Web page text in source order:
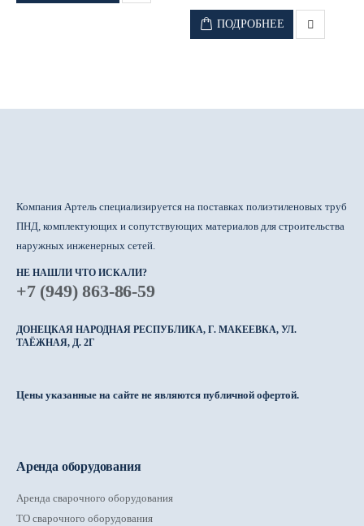
водопроводной сети для забора
воды населением.
ПОДРОБНЕЕ
Компания Артель специализируется на поставках полиэтиленовых труб
ПНД, комплектующих и сопутствующих материалов для строительства
наружных инженерных сетей.
НЕ НАШЛИ ЧТО ИСКАЛИ?
+7 (949) 863-86-59
ДОНЕЦКАЯ НАРОДНАЯ РЕСПУБЛИКА, Г. МАКЕЕВКА, УЛ.
ТАЁЖНАЯ, Д. 2Г
Цены указанные на сайте не являются публичной офертой.
Аренда оборудования
Аренда сварочного оборудования
ТО сварочного оборудования